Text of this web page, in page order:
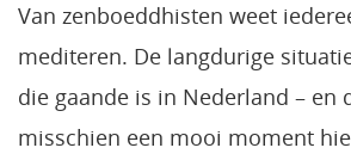
Van zenboeddhisten weet
mediteren. De langdurige
die gaande is in Nederland – en
misschien een mooi moment